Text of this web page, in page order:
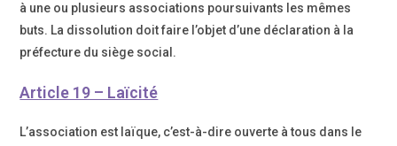
à une ou plusieurs associations poursuivants les mêmes
buts. La dissolution doit faire l’objet d’une déclaration à la
préfecture du siège social.
Article 19 – Laïcité
L’association est laïque, c’est-à-dire ouverte à tous dans le